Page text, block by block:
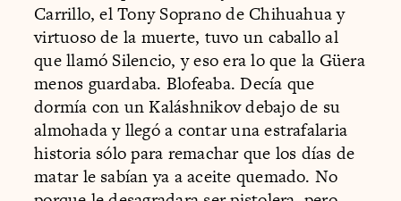
Carrillo, el Tony Soprano de Chihuahua y
virtuoso de la muerte, tuvo un caballo al
que llamó Silencio, y eso era lo que la Güera
menos guardaba. Blofeaba. Decía que
dormía con un Kaláshnikov debajo de su
almohada y llegó a contar una estrafalaria
historia sólo para remachar que los días de
matar le sabían ya a aceite quemado. No